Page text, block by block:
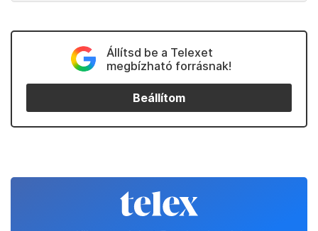
Állítsd be a Telexet
megbízható forrásnak!
Beállítom